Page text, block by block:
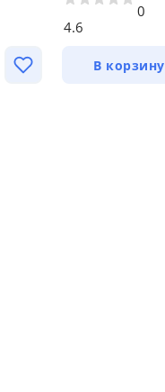
4.6
0
В корзину